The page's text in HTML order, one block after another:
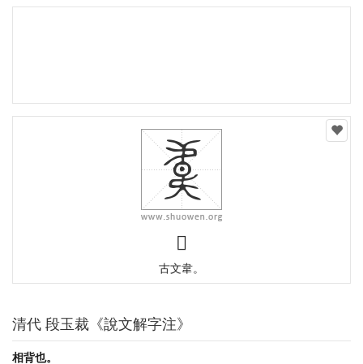
𣍄
古文韋。
清代 段玉裁《說文解字注》
相背也。